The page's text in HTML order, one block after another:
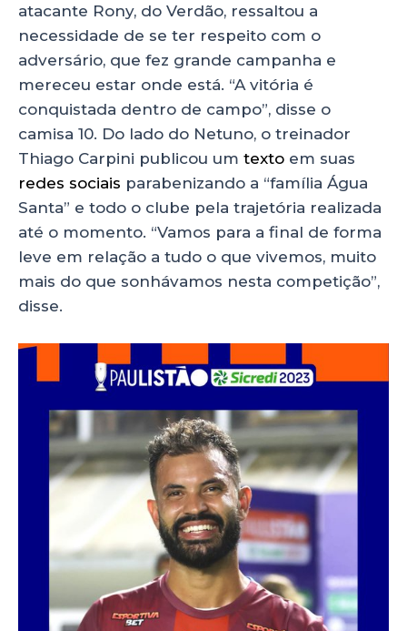
atacante Rony, do Verdão, ressaltou a
necessidade de se ter respeito com o
adversário, que fez grande campanha e
mereceu estar onde está. “A vitória é
conquistada dentro de campo”, disse o
camisa 10. Do lado do Netuno, o treinador
Thiago Carpini publicou um texto em suas
redes sociais parabenizando a “família Água
Santa” e todo o clube pela trajetória realizada
até o momento. “Vamos para a final de forma
leve em relação a tudo o que vivemos, muito
mais do que sonhávamos nesta competição”,
disse.